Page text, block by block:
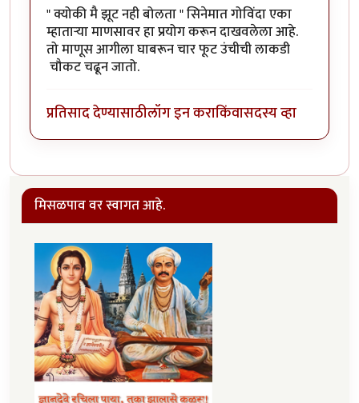
" क्योकी मै झूट नही बोलता " सिनेमात गोविंदा एका
म्हाताऱ्या माणसावर हा प्रयोग करून दाखवलेला आहे.
तो माणूस आगीला घाबरून चार फूट उंचीची लाकडी
चौकट चढून जातो.
प्रतिसाद देण्यासाठीलॉग इन कराकिंवासदस्य व्हा
मिसळपाव वर स्वागत आहे.